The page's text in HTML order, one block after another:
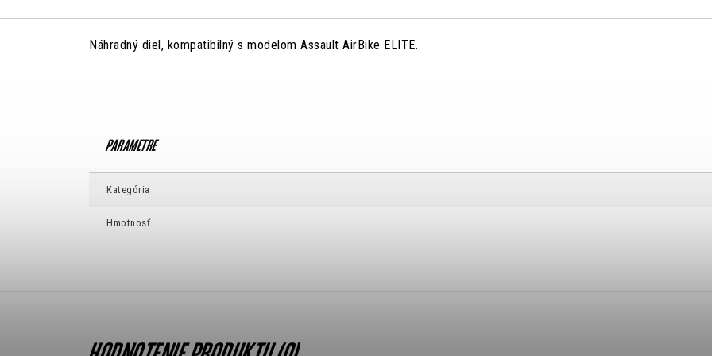
Náhradný diel, kompatibilný s modelom Assault AirBike ELITE.
Kategória
Hmotnosť